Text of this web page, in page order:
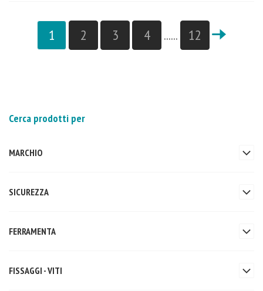
1 2 3 4 ...... 12
Cerca prodotti per
MARCHIO
SICUREZZA
FERRAMENTA
FISSAGGI - VITI